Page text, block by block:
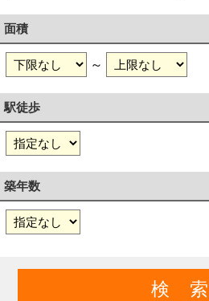
面積
～
駅徒歩
築年数